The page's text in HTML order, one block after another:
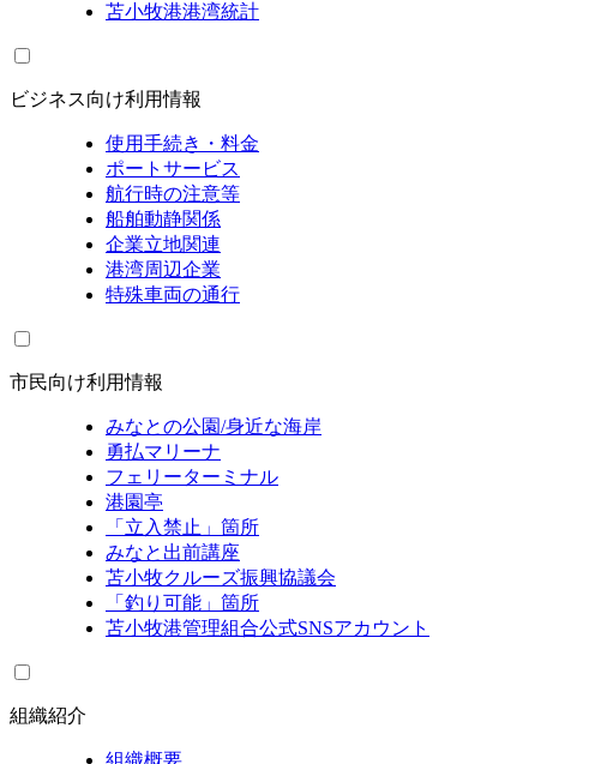
苫小牧港港湾統計
ビジネス向け利用情報
使用手続き・料金
ポートサービス
航行時の注意等
船舶動静関係
企業立地関連
港湾周辺企業
特殊車両の通行
市民向け利用情報
みなとの公園/身近な海岸
勇払マリーナ
フェリーターミナル
港園亭
「立入禁止」箇所
みなと出前講座
苫小牧クルーズ振興協議会
「釣り可能」箇所
苫小牧港管理組合公式SNSアカウント
組織紹介
組織概要